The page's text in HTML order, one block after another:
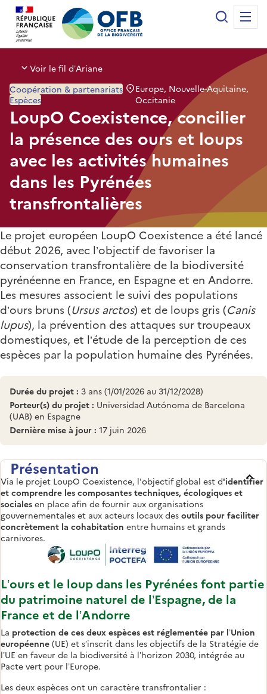
Office français de la biodiversité
Recherche
Voir le fil d’Ariane
LoupO Coexistence, concilier
la présence des ours et loups
avec les activités humaines
dans les Pyrénées
transfrontalières
Coopération & partenariats
Espèces
Europe, Nouvelle-Aquitaine,
Occitanie
Le projet européen LoupO Coexistence a été lancé
début 2026, avec l’objectif de favoriser la
conservation transfrontalière de la biodiversité
pyrénéenne en France, en Espagne et en Andorre.
Les mesures associent le suivi des populations
d’ours bruns (Ursus arctos) et de loups gris (Canis
lupus), la prévention des attaques sur troupeaux
domestiques, et l’étude de la perception de ces
espèces par la population humaine des Pyrénées.
Durée du projet : 3 ans (1/01/2026 au 31/12/2028)
Porteur(s) du projet : Universidad Autónoma de Barcelona
(UAB) en Espagne
Dernière mise à jour : 17 juin 2026
Présentation
Via le projet LoupO Coexistence, l'objectif global est d'identifier
et comprendre les composantes techniques, écologiques et
sociales en place afin de fournir aux organisations
gouvernementales et aux acteurs locaux des outils pour faciliter
concrètement la cohabitation entre humains et grands
carnivores.
L’ours et le loup dans les Pyrénées font partie
du patrimoine naturel de l’Espagne, de la
France et de l’Andorre
La protection de ces deux espèces est réglementée par l’Union
européenne (UE) et s’inscrit dans les objectifs de la Stratégie de
l’UE en faveur de la biodiversité à l’horizon 2030, intégrée au
Pacte vert pour l’Europe.
Les deux espèces ont un caractère transfrontalier :
Panneau de gestion des cookies